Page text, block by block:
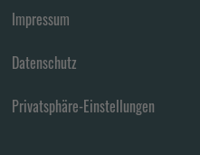
Impressum
Datenschutz
Privatsphäre-Einstellungen